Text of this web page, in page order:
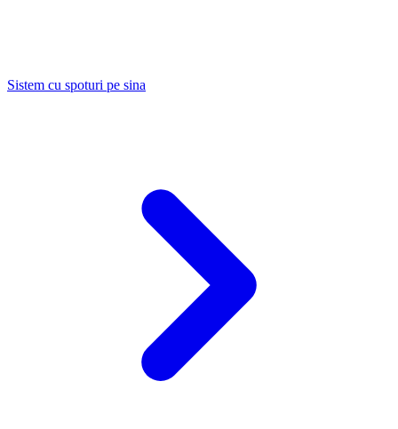
Sistem cu spoturi pe sina